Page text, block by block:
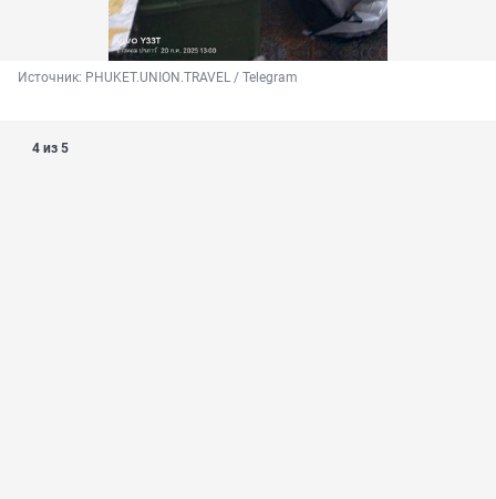
Источник: PHUKET.UNION.TRAVEL / Telegram
4 из 5